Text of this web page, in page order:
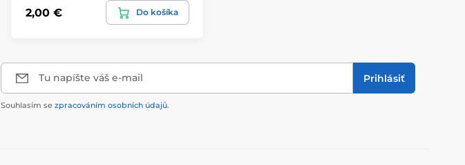
2,00 € Do košíka
Tu napíšte váš e-mail Prihlásiť
Souhlasím se zpracováním osobních údajů.